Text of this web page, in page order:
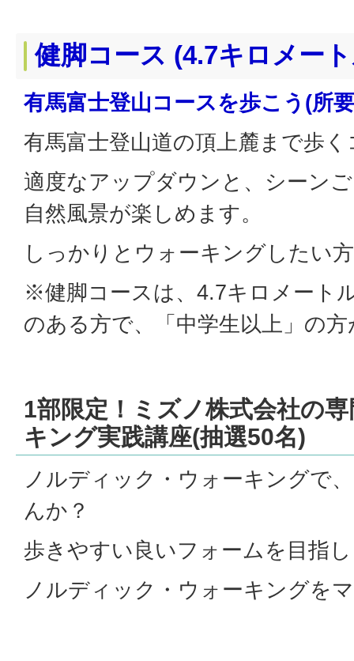
健脚コース (4.7キロメー
有馬富士登山コースを歩こう(所
有馬富士登山道の頂上麓まで歩
適度なアップダウンと、シーン
自然風景が楽しめます。
しっかりとウォーキングしたい
※健脚コースは、4.7キロメート
のある方で、「中学生以上」の
1部限定！ミズノ株式会社の
キング実践講座(抽選50名)
ノルディック・ウォーキングで
んか？
歩きやすい良いフォームを目指
ノルディック・ウォーキングを